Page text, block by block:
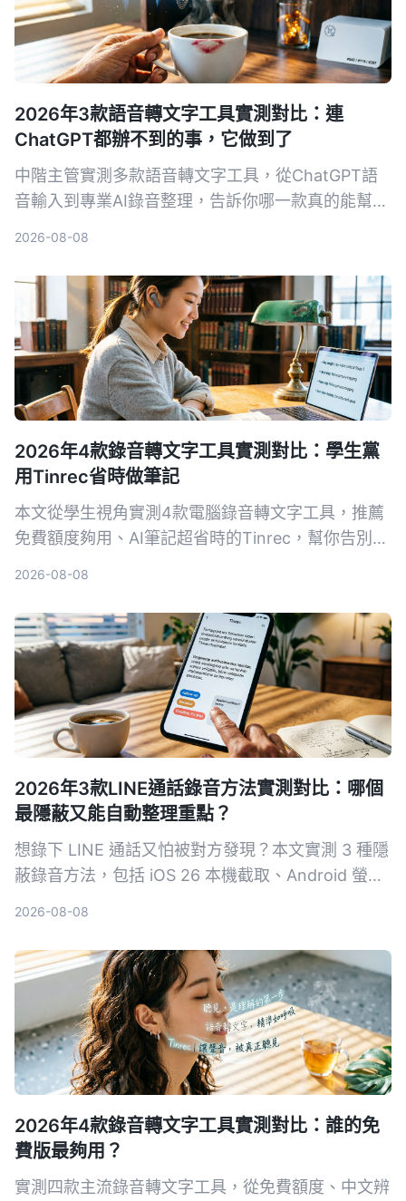
2026年3款語音轉文字工具實測對比：連
ChatGPT都辦不到的事，它做到了
中階主管實測多款語音轉文字工具，從ChatGPT語
音輸入到專業AI錄音整理，告訴你哪一款真的能幫你
2026-08-08
2026年4款錄音轉文字工具實測對比：學生黨
用Tinrec省時做筆記
本文從學生視角實測4款電腦錄音轉文字工具，推薦
免費額度夠用、AI筆記超省時的Tinrec，幫你告別手
2026-08-08
2026年3款LINE通話錄音方法實測對比：哪個
最隱蔽又能自動整理重點？
想錄下 LINE 通話又怕被對方發現？本文實測 3 種隱
蔽錄音方法，包括 iOS 26 本機截取、Android 螢幕
2026-08-08
2026年4款錄音轉文字工具實測對比：誰的免
費版最夠用？
實測四款主流錄音轉文字工具，從免費額度、中文辨